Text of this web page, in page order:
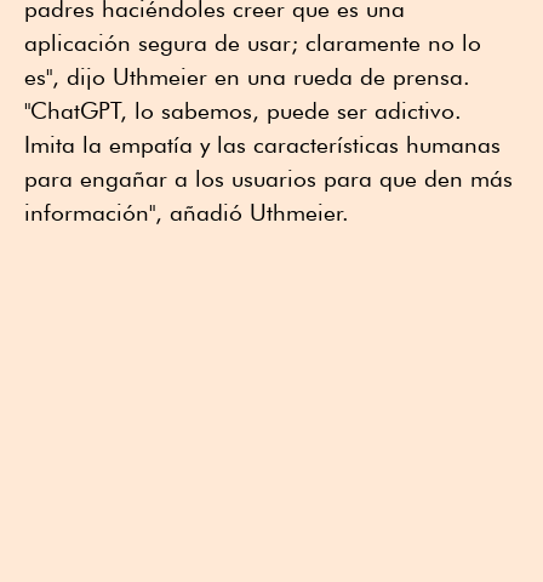
padres haciéndoles creer que es una
aplicación segura de usar; claramente no lo
es", dijo Uthmeier en una rueda de prensa.
"ChatGPT, lo sabemos, puede ser adictivo.
Imita la empatía y las características humanas
para engañar a los usuarios para que den más
información", añadió Uthmeier.